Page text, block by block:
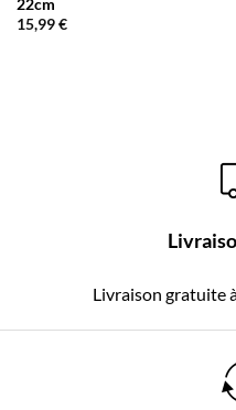
22cm
15,99€
Livraison gratuite